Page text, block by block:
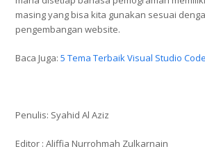
masing yang bisa kita gunakan sesuai
pengembangan website.
Baca Juga:5 Tema Terbaik Visual Studio Code
Penulis: Syahid Al Aziz
Editor : Aliffia Nurrohmah Zulkarnain